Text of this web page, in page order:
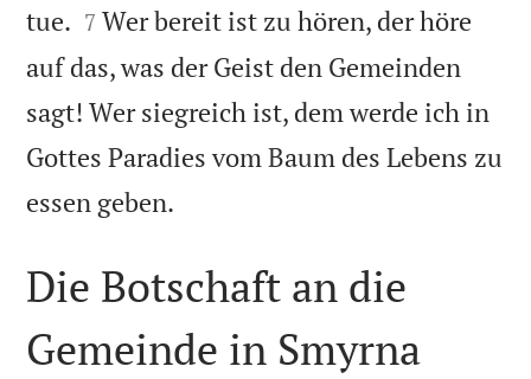
tue. 

7 Wer bereit ist zu hören, der höre
auf das, was der Geist den Gemeinden
sagt! Wer siegreich ist, dem werde ich in
Gottes Paradies vom Baum des Lebens zu
essen geben.
Die Botschaft an die
Gemeinde in Smyrna